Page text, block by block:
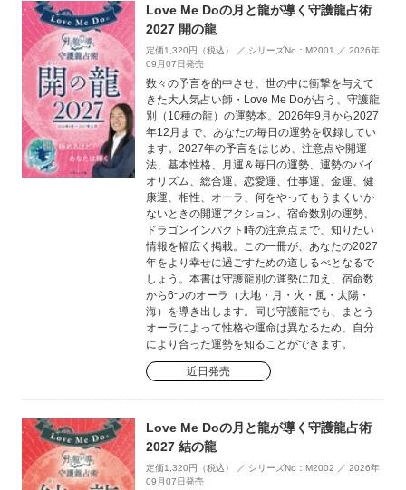
Love Me Doの月と龍が導く守護龍占術
2027 開の龍
定価1,320円（税込） ／ シリーズNo：M2001 ／ 2026年
09月07日発売
数々の予言を的中させ、世の中に衝撃を与えて
きた大人気占い師・Love Me Doが占う、守護龍
別（10種の龍）の運勢本。2026年9月から2027
年12月まで、あなたの毎日の運勢を収録してい
ます。2027年の予言をはじめ、注意点や開運
法、基本性格、月運＆毎日の運勢、運勢のバイ
オリズム、総合運、恋愛運、仕事運、金運、健
康運、相性、オーラ、何をやってもうまくいか
ないときの開運アクション、宿命数別の運勢、
ドラゴンインパクト時の注意点まで、知りたい
情報を幅広く掲載。この一冊が、あなたの2027
年をより幸せに過ごすための道しるべとなるで
しょう。本書は守護龍別の運勢に加え、宿命数
から6つのオーラ（大地・月・火・風・太陽・
海）を導き出します。同じ守護龍でも、まとう
オーラによって性格や運命は異なるため、自分
により合った運勢を知ることができます。
近日発売
Love Me Doの月と龍が導く守護龍占術
2027 結の龍
定価1,320円（税込） ／ シリーズNo：M2002 ／ 2026年
09月07日発売